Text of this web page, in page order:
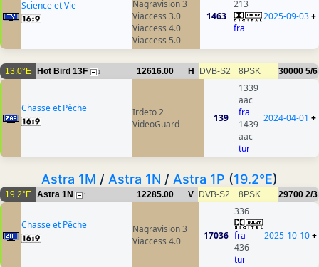
Science et Vie
Nagravision 3
Viaccess 3.0
Viaccess 4.0
Viaccess 5.0
1463
213
fra
2025-09-03+
13.0°E Hot Bird 13F 1 12616.00 H DVB-S2 8PSK 30000 5/6
Chasse et Pêche
Irdeto 2
VideoGuard
139
1339
aac
fra
1439
aac
tur
2024-04-01 +
Astra 1M / Astra 1N / Astra 1P (19.2°E)
19.2°E Astra 1N 1 12285.00 V DVB-S2 8PSK 29700 2/3
Chasse et Pêche
Nagravision 3
Viaccess 4.0
17036
336
fra
436
tur
2025-10-10+